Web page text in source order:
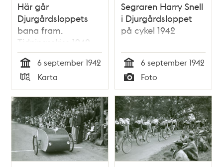
Här går
Djurgårdsloppets
bana fram.
Tidningsskiss 1942
Tid
6 september 1942
Typ
Karta
Segraren Harry Snell
i Djurgårdsloppet
på cykel 1942
Tid
6 september 1942
Typ
Foto